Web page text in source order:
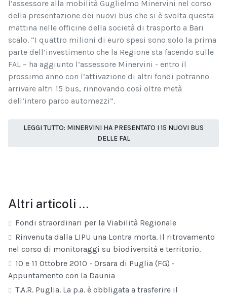
l’assessore alla mobilità Guglielmo Minervini nel corso
della presentazione dei nuovi bus che si è svolta questa
mattina nelle officine della società di trasporto a Bari
scalo. “I quattro milioni di euro spesi sono solo la prima
parte dell’investimento che la Regione sta facendo sulle
FAL – ha aggiunto l’assessore Minervini - entro il
prossimo anno con l’attivazione di altri fondi potranno
arrivare altri 15 bus, rinnovando così oltre metà
dell’intero parco automezzi”.
LEGGI TUTTO: MINERVINI HA PRESENTATO I 15 NUOVI BUS
DELLE FAL
Altri articoli …
Fondi straordinari per la Viabilità Regionale
Rinvenuta dalla LIPU una Lontra morta. Il ritrovamento
nel corso di monitoraggi su biodiversità e territorio.
10 e 11 Ottobre 2010 - Orsara di Puglia (FG) -
Appuntamento con la Daunia
T.A.R. Puglia. La p.a. è obbligata a trasferire il